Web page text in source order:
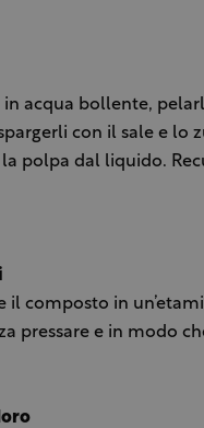
acqua bollente,
con il sale e lo
la polpa dal liquido.
il composto in
pressare e in modo